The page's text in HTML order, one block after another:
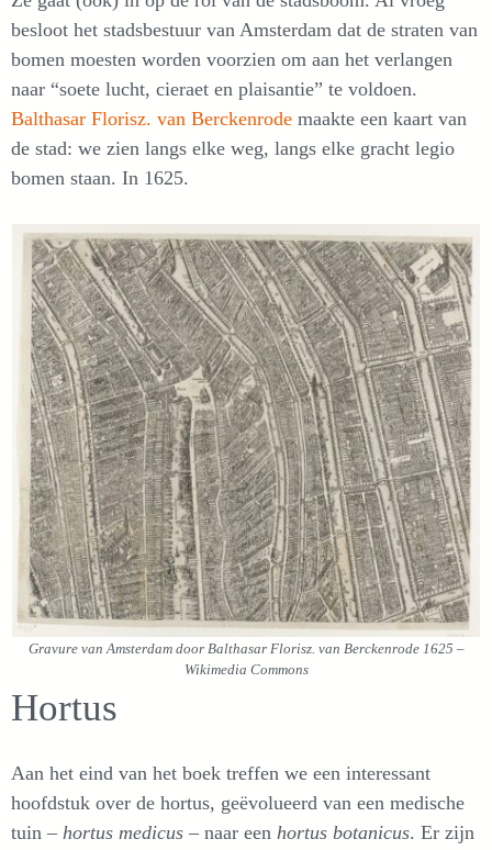
besloot het stadsbestuur van Amsterdam dat de straten van
bomen moesten worden voorzien om aan het verlangen
naar “soete lucht, cieraet en plaisantie” te voldoen.
Balthasar Florisz. van Berckenrode maakte een kaart van
de stad: we zien langs elke weg, langs elke gracht legio
bomen staan. In 1625.
Gravure van Amsterdam door Balthasar Florisz. van Berckenrode 1625 –
Wikimedia Commons
Hortus
Aan het eind van het boek treffen we een interessant
hoofdstuk over de hortus, geëvolueerd van een medische
tuin – hortus medicus – naar een hortus botanicus. Er zijn